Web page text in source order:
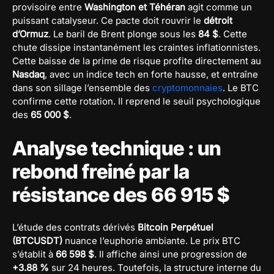
provisoire entre Washington et Téhéran agit comme un
puissant catalyseur. Ce pacte doit rouvrir le détroit
d’Ormuz. Le baril de Brent plonge sous les 84 $. Cette
chute dissipe instantanément les craintes inflationnistes.
Cette baisse de la prime de risque profite directement au
Nasdaq, avec un indice tech en forte hausse, et entraîne
dans son sillage l’ensemble des cryptomonnaies. Le BTC
confirme cette rotation. Il reprend le seuil psychologique
des 65 000 $.
Analyse technique : un
rebond freiné par la
résistance des 66 915 $
L’étude des contrats dérivés Bitcoin Perpétuel
(BTCUSDT) nuance l’euphorie ambiante. Le prix BTC
s’établit à 66 598 $. Il affiche ainsi une progression de
+3.88 % sur 24 heures. Toutefois, la structure interne du